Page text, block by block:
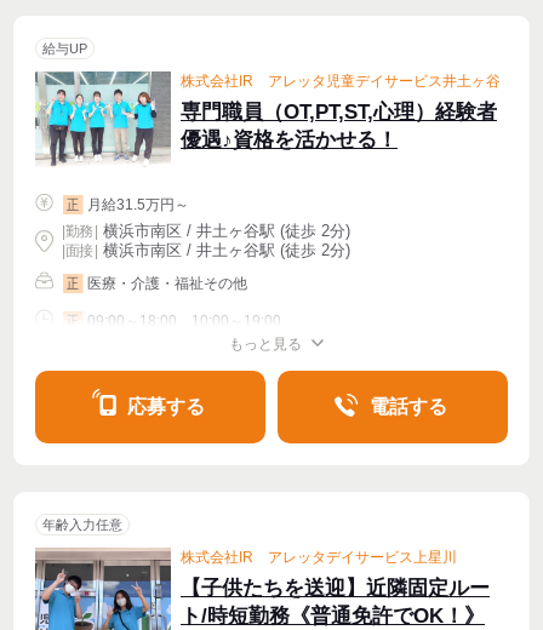
給与UP
株式会社IR アレッタ児童デイサービス井土ヶ谷
専門職員（OT,PT,ST,心理）経験者
優遇♪資格を活かせる！
正
月給31.5万円～
|勤務 横浜市南区 / 井土ヶ谷駅 (徒歩 2分)
| 面接 | 横浜市南区 / 井土ヶ谷駅 (徒歩 2分)
正 医療・介護・福祉その他
正 09:00～18:00、10:00～19:00
もっと見る
応募する 電話する
年齢入力任意
株式会社IR アレッタデイサービス上星川
【子供たちを送迎】近隣固定ルー
ト/時短勤務《普通免許でOK！》